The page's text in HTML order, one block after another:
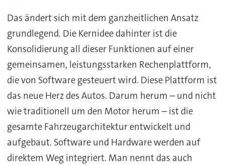
Das ändert sich mit dem ganzheitlichen Ansatz
grundlegend. Die Kernidee dahinter ist die
Konsolidierung all dieser Funktionen auf einer
gemeinsamen, leistungsstarken Rechenplattform,
die von Software gesteuert wird. Diese Plattform ist
das neue Herz des Autos. Darum herum – und nicht
wie traditionell um den Motor herum – ist die
gesamte Fahrzeugarchitektur entwickelt und
aufgebaut. Software und Hardware werden auf
direktem Weg integriert. Man nennt das auch